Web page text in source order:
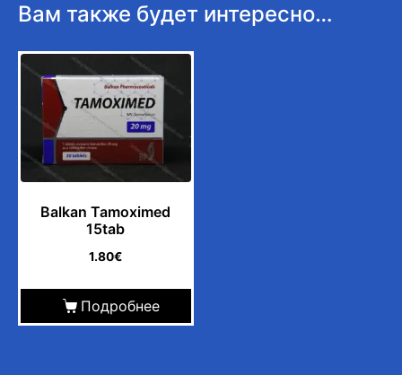
Вам также будет интересно…
Balkan Tamoximed
15tab
1.80€
Подробнее